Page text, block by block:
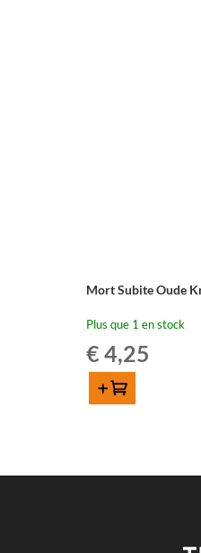
Mort Subite Oude
Plus que 1 en stock
€ 4,25
Subite
Ajouter au panier